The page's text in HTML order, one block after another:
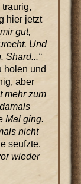
hier jetzt
gut,
Und
Shard...“
holen und
aber
mehr zum
Mal ging.
nicht
seufzte.
wieder